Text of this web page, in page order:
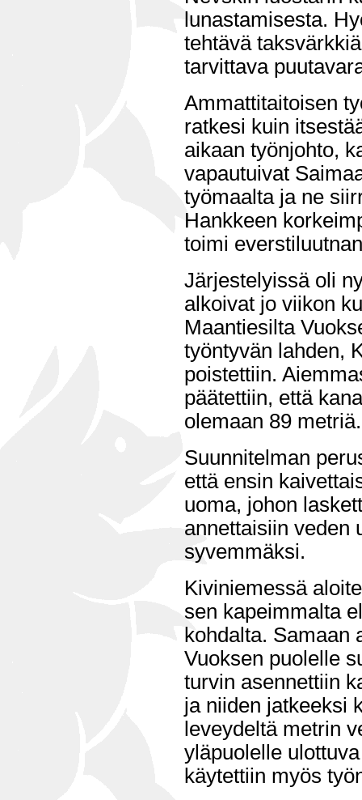
lunastamisesta.
tehtävä
tarvittava
Ammattitaitoisen
ratkesi kuin
aikaan työnjohto,
vapautuivat
työmaalta ja ne
Hankkeen
toimi
Järjestelyissä oli
alkoivat jo viikon
Maantiesilta
työntyvän lahden,
poistettiin.
päätettiin, että
olemaan 89 metriä.
Suunnitelman
että ensin
uoma, johon
annettaisiin veden
syvemmäksi.
Kiviniemessä
sen kapeimmalta
kohdalta. Samaan
Vuoksen puolelle
turvin asennettiin
ja niiden jatkeeksi
leveydeltä metrin
yläpuolelle
käytettiin myös